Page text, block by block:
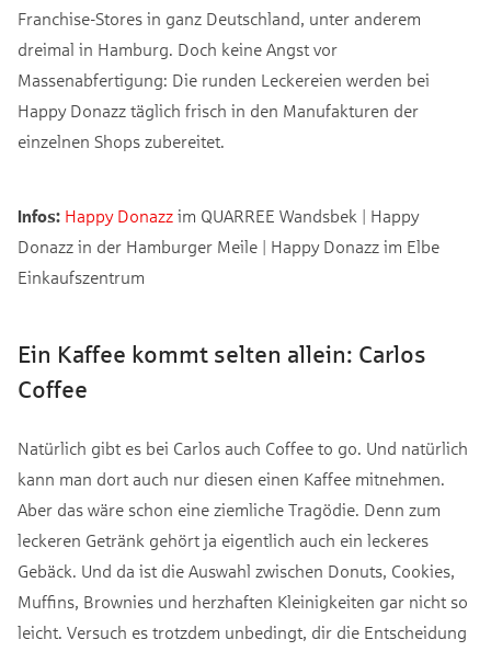
Franchise-Stores in ganz Deutschland, unter anderem
dreimal in Hamburg. Doch keine Angst vor
Massenabfertigung: Die runden Leckereien werden bei
Happy Donazz täglich frisch in den Manufakturen der
einzelnen Shops zubereitet.
Infos: Happy Donazz im QUARREE Wandsbek | Happy
Donazz in der Hamburger Meile | Happy Donazz im Elbe
Einkaufszentrum
Ein Kaffee kommt selten allein: Carlos
Coffee
Natürlich gibt es bei Carlos auch Coffee to go. Und natürlich
kann man dort auch nur diesen einen Kaffee mitnehmen.
Aber das wäre schon eine ziemliche Tragödie. Denn zum
leckeren Getränk gehört ja eigentlich auch ein leckeres
Gebäck. Und da ist die Auswahl zwischen Donuts, Cookies,
Muffins, Brownies und herzhaften Kleinigkeiten gar nicht so
leicht. Versuch es trotzdem unbedingt, dir die Entscheidung